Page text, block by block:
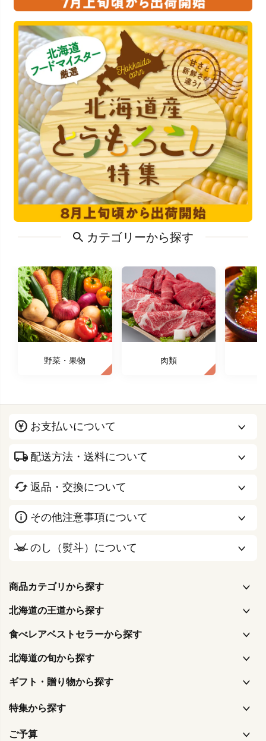
カテゴリーから探す
野菜・果物 肉類
お支払いについて
配送方法・送料について
返品・交換について
その他注意事項について
のし（熨斗）について
商品カテゴリから探す
北海道の王道から探す
食べレアベストセラーから探す
北海道の旬から探す
ギフト・贈り物から探す
特集から探す
ご予算